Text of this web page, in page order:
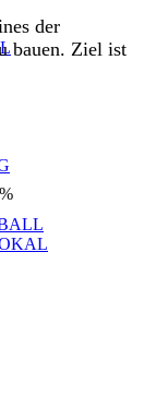
der
bauen. Ziel ist
die bis